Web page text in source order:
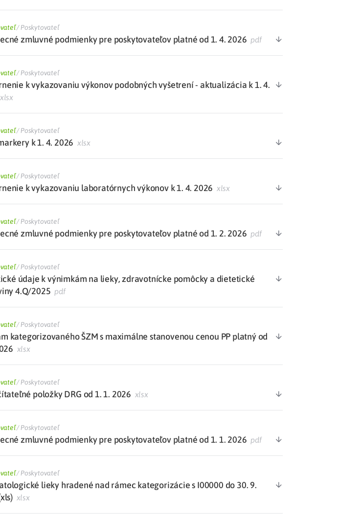
/Poskytovateľ
zmluvné podmienky pre poskytovateľov platné od 1. 4. 2026 pdf
/Poskytovateľ
k vykazovaniu výkonov podobných vyšetrení - aktualizácia k 1. 4.
xlsx
/Poskytovateľ
k 1. 4. 2026 xlsx
/Poskytovateľ
k vykazovaniu laboratórnych výkonov k 1. 4. 2026 xlsx
/Poskytovateľ
zmluvné podmienky pre poskytovateľov platné od 1. 2. 2026 pdf
/Poskytovateľ
údaje k výnimkám na lieky, zdravotnícke pomôcky a dietetické
4.Q/2025 pdf
/Poskytovateľ
kategorizovaného ŠZM s maximálne stanovenou cenou PP platný od
xlsx
/Poskytovateľ
položky DRG od 1. 1. 2026 xlsx
/Poskytovateľ
zmluvné podmienky pre poskytovateľov platné od 1. 1. 2026 pdf
/Poskytovateľ
lieky hradené nad rámec kategorizácie s I00000 do 30. 9.
xlsx